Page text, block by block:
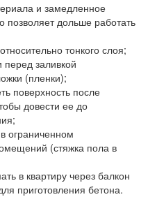
и замедленное
позволяет дольше работать
тонкого слоя;
перед заливкой
(пленки);
поверхность после
довести ее до
ограниченном
(стяжка пола в
в квартиру через балкон
приготовления бетона.